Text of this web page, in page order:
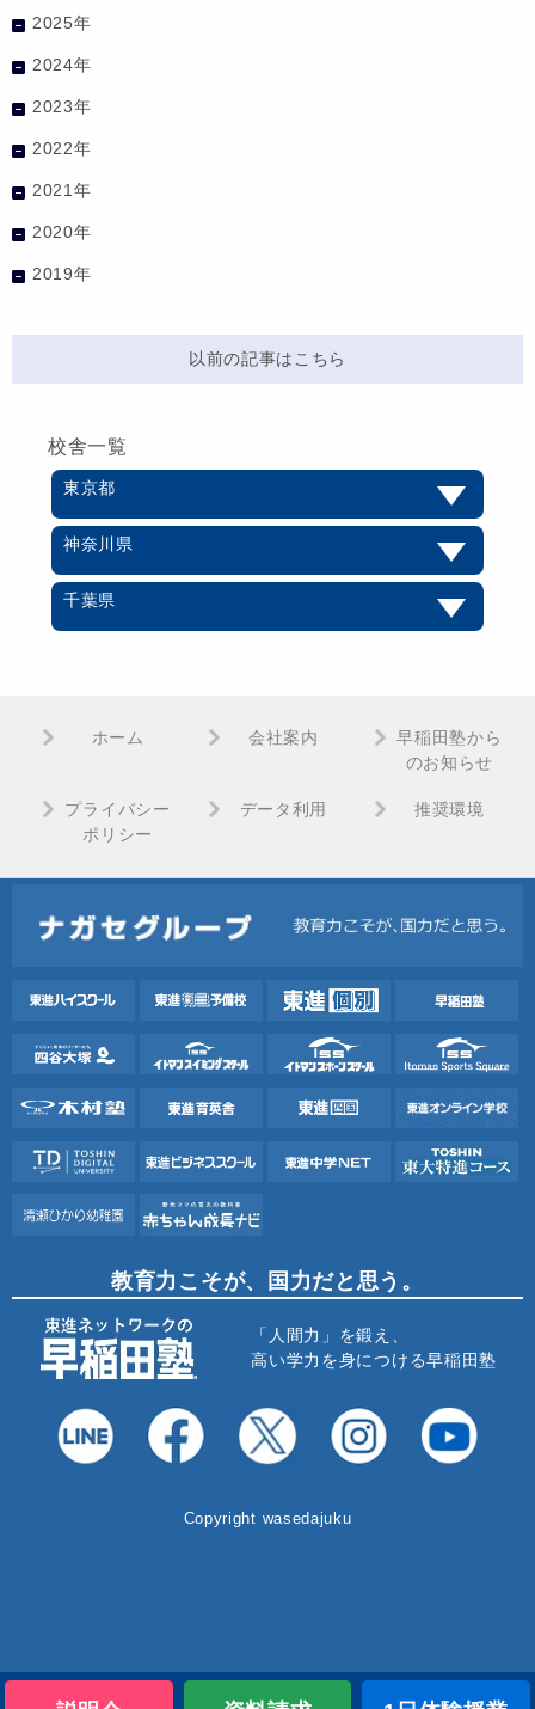
2025年
2024年
2023年
2022年
2021年
2020年
2019年
以前の記事はこちら
校舎一覧
東京都
神奈川県
千葉県
ホーム 会社案内
早稲田塾から
のお知らせ
プライバシー
ポリシー
データ利用 推奨環境
教育力こそが、国力だと思う。
「人間力」を鍛え、
高い学力を身につける早稲田塾
Copyright wasedajuku